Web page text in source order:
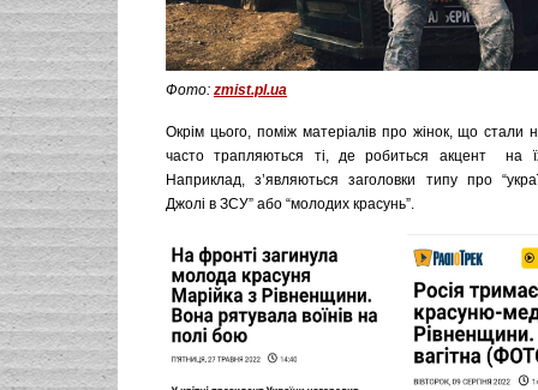
Фото: zmist.pl.ua
Окрім цього, поміж матеріалів про жінок, що стали
часто трапляються ті, де робиться акцент на
Наприклад, з’являються заголовки типу про
Джолі в ЗСУ” або “молодих красунь”.